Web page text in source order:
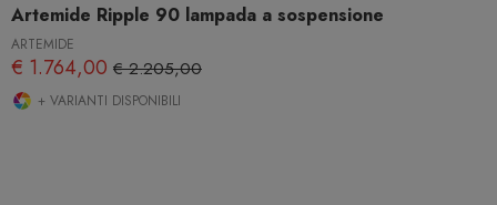
Artemide Ripple 90 lampada a sospensione
ARTEMIDE
€ 1.764,00 € 2.205,00
+ VARIANTI DISPONIBILI